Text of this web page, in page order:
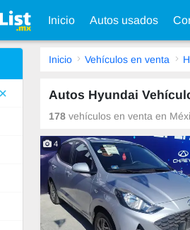
Inicio Autos usados
Inicio Vehículos en venta
Autos Hyundai
178 vehículos en venta en
4